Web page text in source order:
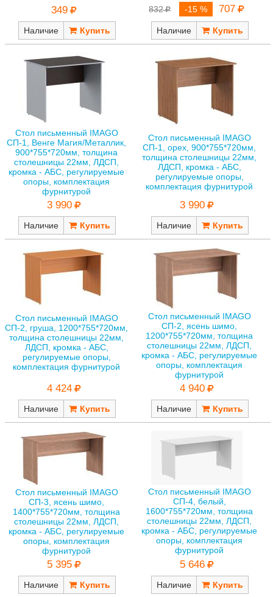
349
Наличие
832
-15 % 707
Наличие
Стол письменный IMAGO
СП-1, Венге Магия/Металлик,
900*755*720мм, толщина
столешницы 22мм, ЛДСП,
кромка - АБС, регулируемые
опоры, комплектация
фурнитурой
3 990
Наличие
Стол письменный IMAGO
СП-1, орех, 900*755*720мм,
толщина столешницы 22мм,
ЛДСП, кромка - АБС,
регулируемые опоры,
комплектация фурнитурой
3 990
Наличие
Стол письменный IMAGO
СП-2, груша, 1200*755*720мм,
толщина столешницы 22мм,
ЛДСП, кромка - АБС,
регулируемые опоры,
комплектация фурнитурой
4 424
Наличие
Стол письменный IMAGO
СП-2, ясень шимо,
1200*755*720мм, толщина
столешницы 22мм, ЛДСП,
кромка - АБС, регулируемые
опоры, комплектация
фурнитурой
4 940
Наличие
Стол письменный IMAGO
СП-3, ясень шимо,
1400*755*720мм, толщина
столешницы 22мм, ЛДСП,
кромка - АБС, регулируемые
опоры, комплектация
фурнитурой
5 395
Наличие
Стол письменный IMAGO
СП-4, белый,
1600*755*720мм, толщина
столешницы 22мм, ЛДСП,
кромка - АБС, регулируемые
опоры, комплектация
фурнитурой
5 646
Наличие